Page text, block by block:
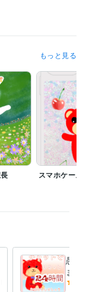
験年数 : 17年
もっと見る
スマホケース
愚痴
ます
心！